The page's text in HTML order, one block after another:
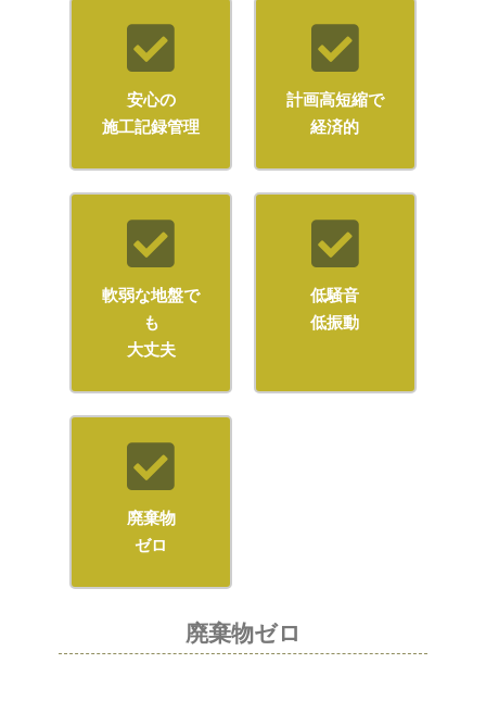
安心の
施工記録管理
計画高短縮で
経済的
軟弱な地盤で
も
大丈夫
低騒音
低振動
廃棄物
ゼロ
廃棄物ゼロ